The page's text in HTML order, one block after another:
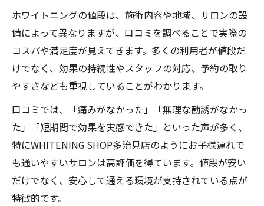
ホワイトニングの値段は、施術内容や地域、サロンの設
備によって異なりますが、口コミを調べることで実際の
コスパや満足度が見えてきます。多くの利用者が値段だ
けでなく、効果の持続性やスタッフの対応、予約の取り
やすさなども重視していることがわかります。
口コミでは、「痛みがなかった」「無理な勧誘がなかっ
た」「短期間で効果を実感できた」といった声が多く、
特にWHITENING SHOP多治見店のようにお子様連れで
も通いやすいサロンは高評価を得ています。値段が安い
だけでなく、安心して通える環境が支持されている点が
特徴的です。